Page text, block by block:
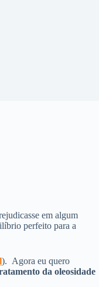
em algum
perfeito para a
). Agora eu quero
da oleosidade